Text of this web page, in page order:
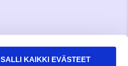
SALLI KAIKKI EVÄSTEET